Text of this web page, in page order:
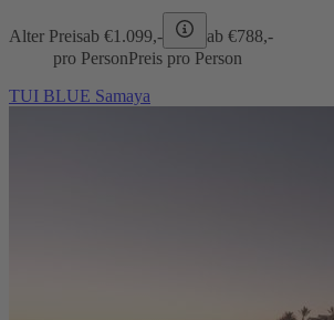
Alter Preisab €1.099,- ab €788,-
pro PersonPreis pro Person
TUI BLUE Samaya